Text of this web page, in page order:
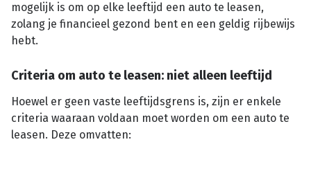
mogelijk is om op elke leeftijd een auto te leasen,
zolang je financieel gezond bent en een geldig rijbewijs
hebt.
Criteria om auto te leasen: niet alleen leeftijd
Hoewel er geen vaste leeftijdsgrens is, zijn er enkele
criteria waaraan voldaan moet worden om een auto te
leasen. Deze omvatten: